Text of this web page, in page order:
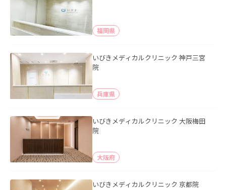
福岡県
いびきメディカルクリニック 神戸三宮
院
兵庫県
いびきメディカルクリニック 大阪梅田
院
大阪府
いびきメディカルクリニック 京都院